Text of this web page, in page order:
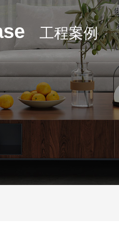
工程案例